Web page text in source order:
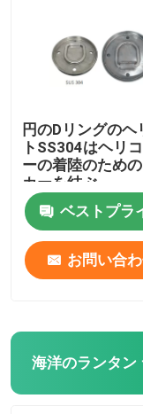
円のDリングのヘ
トSS304はヘリ
ーの着陸のため
カーを結ぶ
ベストプラ
お問い合
海洋のランタン